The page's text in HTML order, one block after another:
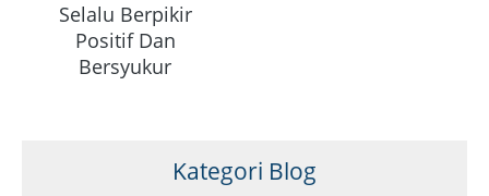
Selalu Berpikir
Positif Dan
Bersyukur
Kategori Blog